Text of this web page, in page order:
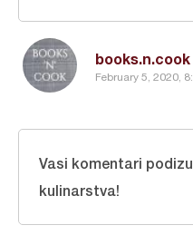
books.n.cook
February 5, 2020,
Vasi komentari
kulinarstva!